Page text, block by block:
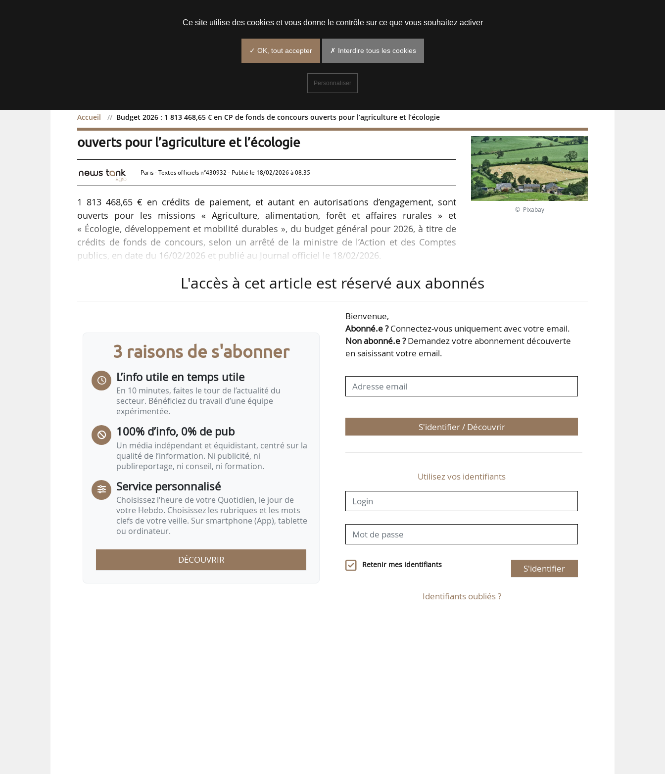
Accueil Budget 2026 : 1 813 468,65 € en CP de fonds de concours ouverts pour l’agriculture et l’écologie
Budget 2026 : 1 813 468,65 € en CP de fonds de concours
ouverts pour l’agriculture et l’écologie
Paris - Textes officiels n°430932 - Publié le 18/02/2026 à 08:35
1 813 468,65 € en crédits de paiement, et autant en autorisations d’engagement, sont
ouverts pour les missions « Agriculture, alimentation, forêt et affaires rurales » et
« Écologie, développement et mobilité durables », du budget général pour 2026, à titre de
crédits de fonds de concours, selon un arrêté de la ministre de l’Action et des Comptes
publics, en date du 16/02/2026 et publié au Journal officiel le 18/02/2026.
550 326,83 € en crédits de paiement et autant en autorisations d’engagements sont
Pour la mission « Écologie, développement et mobilité durables », le montant de
1 263 141,82 € en CP et autant en AE se répartit de la…
© Pixabay
L'accès à cet article est réservé aux abonnés
3 raisons de s'abonner
L’info utile en temps utile
En 10 minutes, faites le tour de l’actualité du
secteur. Bénéficiez du travail d’une équipe
expérimentée.
100% d’info, 0% de pub
Un média indépendant et équidistant, centré sur la
qualité de l’information. Ni publicité, ni
publireportage, ni conseil, ni formation.
Service personnalisé
Choisissez l‘heure de votre Quotidien, le jour de
votre Hebdo. Choisissez les rubriques et les mots
clefs de votre veille. Sur smartphone (App), tablette
ou ordinateur.
DÉCOUVRIR
Bienvenue,
Abonné.e ?Connectez-vous uniquement avec votre email.
Non abonné.e ?Demandez votre abonnement découverte
en saisissant votre email.
S'identifier / Découvrir
Utilisez vos identifiants
Retenir mes identifiants S'identifier
Identifiants oubliés ?
Ce site utilise des cookies et vous donne le contrôle sur ce que vous souhaitez activer
✓ OK, tout accepter ✗ Interdire tous les cookies
Personnaliser